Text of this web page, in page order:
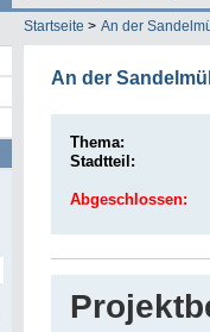
Startseite > An der
An der
Thema:
Stadtteil:
Abgeschlossen: